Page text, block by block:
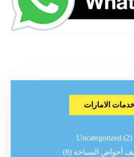
الامارات
Uncategorized (2)
أحواض السباحة (8)